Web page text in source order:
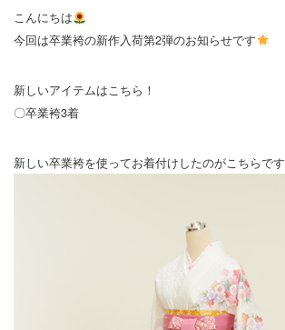
こんにちは
今回は卒業袴の新作入荷第2弾のお知らせです
新しいアイテムはこちら！
〇卒業袴3着
新しい卒業袴を使ってお着付けしたのがこちらです